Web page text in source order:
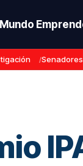
Mundo
Senadores